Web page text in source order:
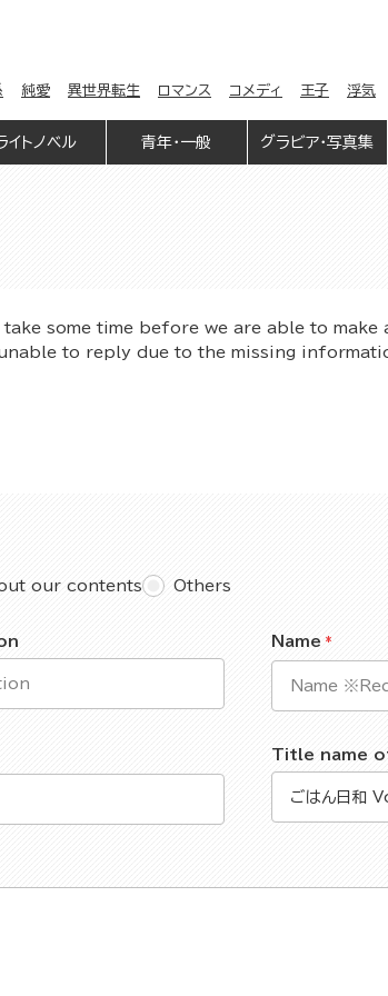
純愛 異世界転生 ロマンス コメディ 王子 浮気
イトノベル 青年・一般 グラビア・写真集
some time before we are able to make
to reply due to the missing
our contents Others
Name
Title name